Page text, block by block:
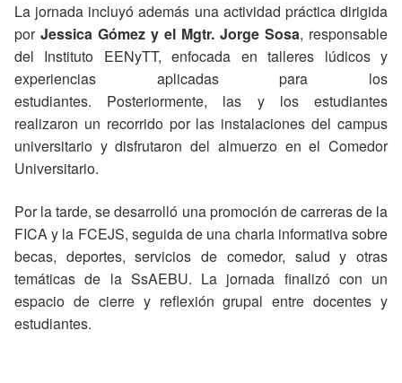
La jornada incluyó además una actividad práctica dirigida
por Jessica Gómez y el Mgtr. Jorge Sosa, responsable
del Instituto EENyTT, enfocada en talleres lúdicos y
experiencias aplicadas para los
estudiantes. Posteriormente, las y los estudiantes
realizaron un recorrido por las instalaciones del campus
universitario y disfrutaron del almuerzo en el Comedor
Universitario.
Por la tarde, se desarrolló una promoción de carreras de la
FICA y la FCEJS, seguida de una charla informativa sobre
becas, deportes, servicios de comedor, salud y otras
temáticas de la SsAEBU. La jornada finalizó con un
espacio de cierre y reflexión grupal entre docentes y
estudiantes.